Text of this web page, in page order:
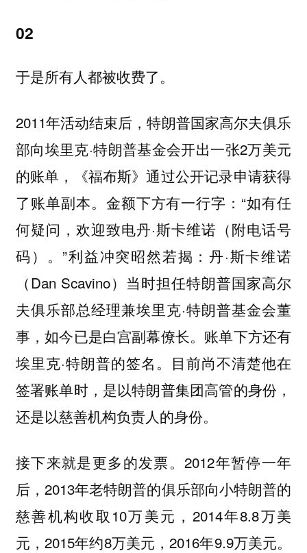
02
于是所有人都被收费了。
2011年活动结束后，特朗普国家高尔夫俱乐
部向埃里克·特朗普基金会开出一张2万美元
的账单，《福布斯》通过公开记录申请获得
了账单副本。金额下方有一行字：“如有任
何疑问，欢迎致电丹·斯卡维诺（附电话号
码）。”利益冲突昭然若揭：丹·斯卡维诺
（Dan Scavino）当时担任特朗普国家高尔
夫俱乐部总经理兼埃里克·特朗普基金会董
事，如今已是白宫副幕僚长。账单下方还有
埃里克·特朗普的签名。目前尚不清楚他在
签署账单时，是以特朗普集团高管的身份，
还是以慈善机构负责人的身份。
接下来就是更多的发票。2012年暂停一年
后，2013年老特朗普的俱乐部向小特朗普的
慈善机构收取10万美元，2014年8.8万美
元，2015年约8万美元，2016年9.9万美元。